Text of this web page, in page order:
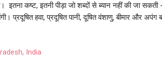
इतना कष्ट, इतनी पीड़ा जो शब्दों से ब्यान नहीं की जा सकती
प्रदूषित हवा, प्रदूषित पानी, दूषित वंशाणु, बीमार और
उनका दर्द और ये भी की भोपाल और भारत कितना सहनशील
India